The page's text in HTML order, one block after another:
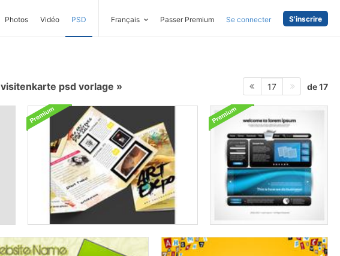
Photos Vidéo PSD Français Passer Premium Se connecter S'inscrire
visitenkarte psd vorlage 17 de 17